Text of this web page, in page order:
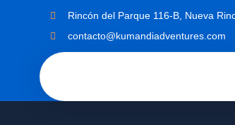
Rincón del Parque 116-B, Nueva
contacto@kumandiadventures.com